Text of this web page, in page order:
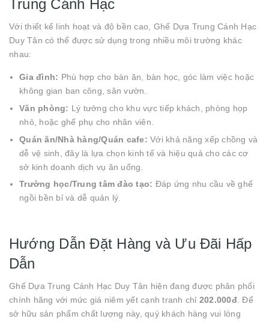
Trung Cánh Hạc
Với thiết kế linh hoạt và độ bền cao, Ghế Dựa Trung Cánh Hạc
Duy Tân có thể được sử dụng trong nhiều môi trường khác
nhau:
Gia đình: Phù hợp cho bàn ăn, bàn học, góc làm việc hoặc
không gian ban công, sân vườn.
Văn phòng: Lý tưởng cho khu vực tiếp khách, phòng họp
nhỏ, hoặc ghế phụ cho nhân viên.
Quán ăn/Nhà hàng/Quán cafe: Với khả năng xếp chồng và
dễ vệ sinh, đây là lựa chọn kinh tế và hiệu quả cho các cơ
sở kinh doanh dịch vụ ăn uống.
Trường học/Trung tâm đào tạo: Đáp ứng nhu cầu về ghế
ngồi bền bỉ và dễ quản lý.
Hướng Dẫn Đặt Hàng và Ưu Đãi Hấp
Dẫn
Ghế Dựa Trung Cánh Hạc Duy Tân hiện đang được phân phối
chính hãng với mức giá niêm yết cạnh tranh chỉ 202.000đ. Để
sở hữu sản phẩm chất lượng này, quý khách hàng vui lòng